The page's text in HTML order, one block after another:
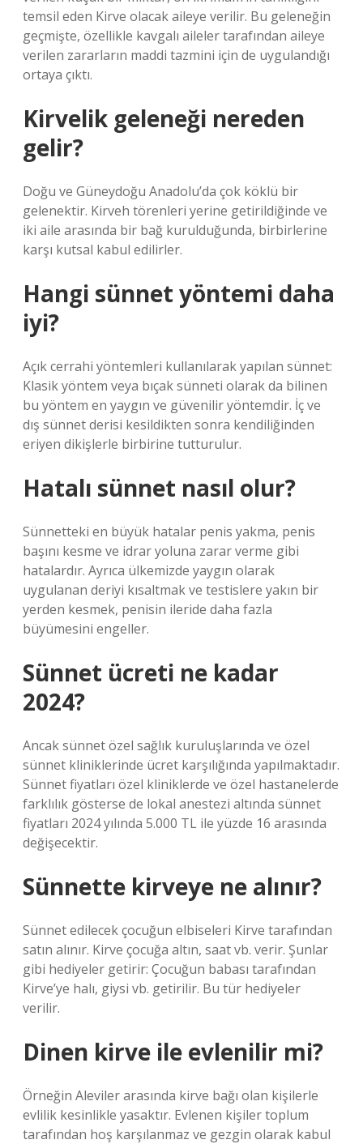
temsil eden Kirve olacak aileye verilir. Bu geleneğin
geçmişte, özellikle kavgalı aileler tarafından aileye
verilen zararların maddi tazmini için de uygulandığı
ortaya çıktı.
Kirvelik geleneği nereden
gelir?
Doğu ve Güneydoğu Anadolu’da çok köklü bir
gelenektir. Kirveh törenleri yerine getirildiğinde ve
iki aile arasında bir bağ kurulduğunda, birbirlerine
karşı kutsal kabul edilirler.
Hangi sünnet yöntemi daha
iyi?
Açık cerrahi yöntemleri kullanılarak yapılan sünnet:
Klasik yöntem veya bıçak sünneti olarak da bilinen
bu yöntem en yaygın ve güvenilir yöntemdir. İç ve
dış sünnet derisi kesildikten sonra kendiliğinden
eriyen dikişlerle birbirine tutturulur.
Hatalı sünnet nasıl olur?
Sünnetteki en büyük hatalar penis yakma, penis
başını kesme ve idrar yoluna zarar verme gibi
hatalardır. Ayrıca ülkemizde yaygın olarak
uygulanan deriyi kısaltmak ve testislere yakın bir
yerden kesmek, penisin ileride daha fazla
büyümesini engeller.
Sünnet ücreti ne kadar
2024?
Ancak sünnet özel sağlık kuruluşlarında ve özel
sünnet kliniklerinde ücret karşılığında yapılmaktadır.
Sünnet fiyatları özel kliniklerde ve özel hastanelerde
farklılık gösterse de lokal anestezi altında sünnet
fiyatları 2024 yılında 5.000 TL ile yüzde 16 arasında
değişecektir.
Sünnette kirveye ne alınır?
Sünnet edilecek çocuğun elbiseleri Kirve tarafından
satın alınır. Kirve çocuğa altın, saat vb. verir. Şunlar
gibi hediyeler getirir: Çocuğun babası tarafından
Kirve’ye halı, giysi vb. getirilir. Bu tür hediyeler
verilir.
Dinen kirve ile evlenilir mi?
Örneğin Aleviler arasında kirve bağı olan kişilerle
evlilik kesinlikle yasaktır. Evlenen kişiler toplum
tarafından hoş karşılanmaz ve gezgin olarak kabul